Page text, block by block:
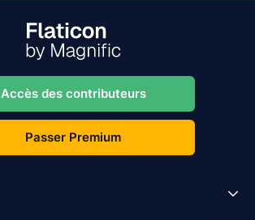
Accès des contributeurs
Passer Premium